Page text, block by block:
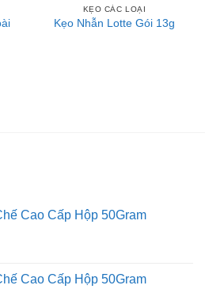
KẸO CÁC LOẠI
Kẹo Nhẫn Lotte Gói 13g
Cao Cấp Hộp 50Gram
Cao Cấp Hộp 50Gram